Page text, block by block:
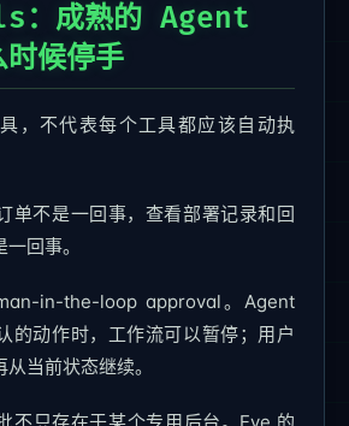
：成熟的 Agent
时候停手
，不代表每个工具都应该自动执
单不是一回事，查看部署记录和回
回事。
in-the-loop approval。Agent
的动作时，工作流可以暂停；用户
当前状态继续。